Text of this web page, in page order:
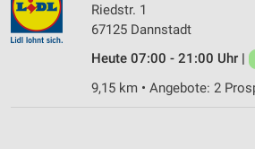
Riedstr. 1
67125 Dannstadt
Heute 07:00 - 21:00 Uhr |
9,15 km • Angebote: 2